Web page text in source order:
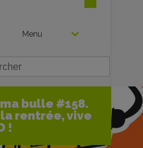
Menu
bulle #158.
la rentrée, vive
!